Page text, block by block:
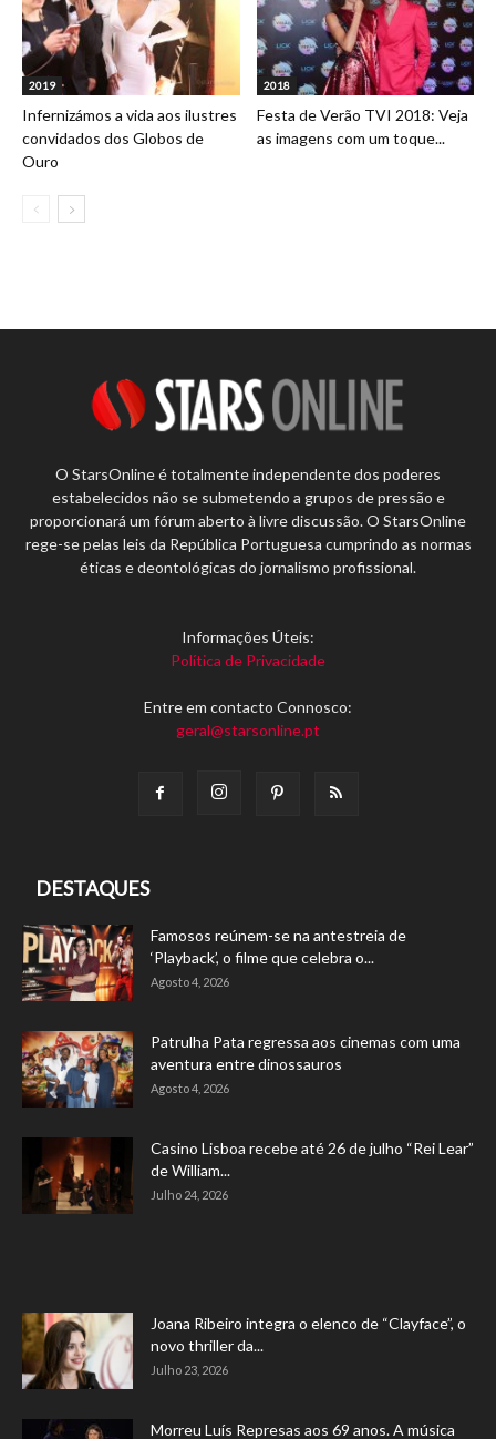
2019
Infernizámos a vida aos ilustres
convidados dos Globos de
Ouro
2018
Festa de Verão TVI 2018: Veja
as imagens com um toque...
O StarsOnline é totalmente independente dos poderes
estabelecidos não se submetendo a grupos de pressão e
proporcionará um fórum aberto à livre discussão. O StarsOnline
rege-se pelas leis da República Portuguesa cumprindo as normas
éticas e deontológicas do jornalismo profissional.
Informações Úteis:
Política de Privacidade
Entre em contacto Connosco:
geral@starsonline.pt
DESTAQUES
Famosos reúnem-se na antestreia de
‘Playback’, o filme que celebra o...
Agosto 4, 2026
Patrulha Pata regressa aos cinemas com uma
aventura entre dinossauros
Agosto 4, 2026
Casino Lisboa recebe até 26 de julho “Rei Lear”
de William...
Julho 24, 2026
Joana Ribeiro integra o elenco de “Clayface”, o
novo thriller da...
Julho 23, 2026
Morreu Luís Represas aos 69 anos. A música